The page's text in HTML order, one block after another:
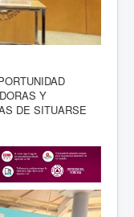
Y
DE SITUARSE